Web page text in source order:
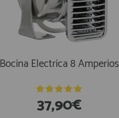
Bocina Electrica 8 Amperios
37,90€